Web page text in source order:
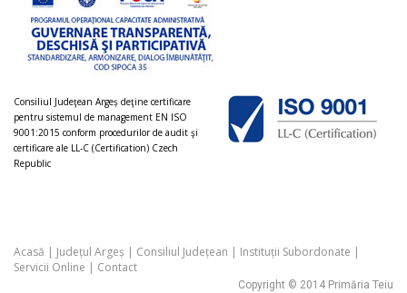
Consiliul Judeţean Argeș deţine certificare
pentru sistemul de management EN ISO
9001:2015 conform procedurilor de audit şi
certificare ale LL-C (Certification) Czech
Republic
Acasă | Județul Argeș | Consiliul Județean | Instituții Subordonate |
Servicii Online | Contact
Copyright © 2014 Primăria Teiu